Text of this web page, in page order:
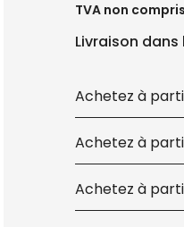
TVA non
Livraison